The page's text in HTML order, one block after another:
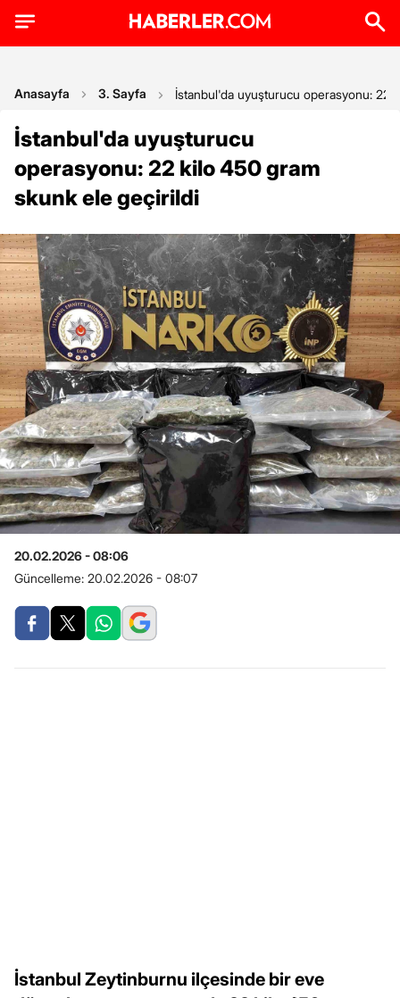
Anasayfa 3. Sayfa İstanbul'da uyuşturucu operasyonu: 22
İstanbul'da uyuşturucu
operasyonu: 22 kilo 450 gram
skunk ele geçirildi
20.02.2026 - 08:06
Güncelleme: 20.02.2026 - 08:07
İstanbul Zeytinburnu ilçesinde bir eve